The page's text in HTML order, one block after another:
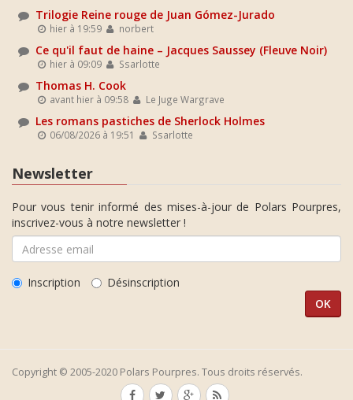
Trilogie Reine rouge de Juan Gómez-Jurado
hier à 19:59 norbert
Ce qu'il faut de haine – Jacques Saussey (Fleuve Noir)
hier à 09:09 Ssarlotte
Thomas H. Cook
avant hier à 09:58 Le Juge Wargrave
Les romans pastiches de Sherlock Holmes
06/08/2026 à 19:51 Ssarlotte
Newsletter
Pour vous tenir informé des mises-à-jour de Polars Pourpres,
inscrivez-vous à notre newsletter !
Inscription Désinscription
Copyright © 2005-2020 Polars Pourpres. Tous droits réservés.